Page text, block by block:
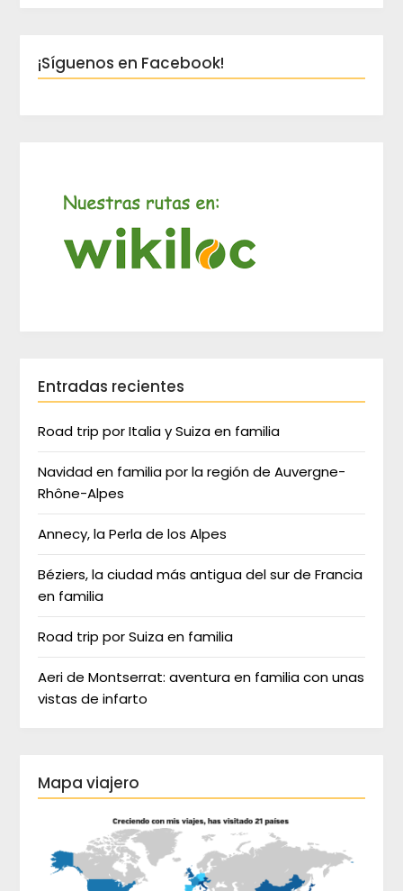
¡Síguenos en Facebook!
Entradas recientes
Road trip por Italia y Suiza en familia
Navidad en familia por la región de Auvergne-
Rhône-Alpes
Annecy, la Perla de los Alpes
Béziers, la ciudad más antigua del sur de Francia
en familia
Road trip por Suiza en familia
Aeri de Montserrat: aventura en familia con unas
vistas de infarto
Mapa viajero